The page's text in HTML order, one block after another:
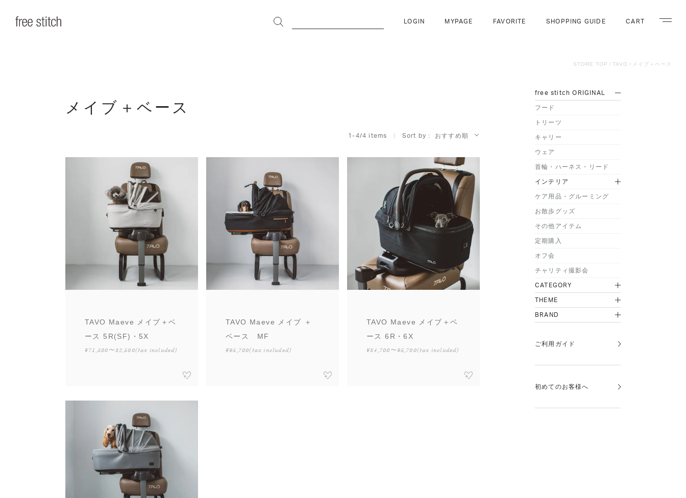
LOGIN MYPAGE FAVORITE SHOPPING GUIDE CART ナビゲ
STORE TOP TAVO メイブ＋ベース
メイブ＋ベース
1- 4/4 items Sort by おすすめ順
TAVO Maeve メイブ＋ベ
ース 5R(SF)・5X
¥71,500〜82,500(tax included)
TAVO Maeve メイブ ＋
ベース MF
¥95,700(tax included)
TAVO Maeve メイブ＋ベ
ース 6R・6X
¥84,700〜95,700(tax included)
free stitch ORIGINAL
フード
トリーツ
キャリー
ウェア
首輪・ハーネス・リード
インテリア
ケア用品・グルーミング
お散歩グッズ
その他アイテム
定期購入
オフ会
チャリティ撮影会
CATEGORY
THEME
BRAND
ご利用ガイド
初めてのお客様へ